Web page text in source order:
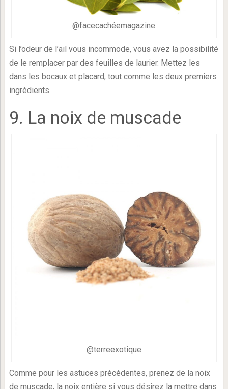
@facecachéemagazine
Si l’odeur de l’ail vous incommode, vous avez la possibilité
de le remplacer par des feuilles de laurier. Mettez les
dans les bocaux et placard, tout comme les deux premiers
ingrédients.
9. La noix de muscade
@terreexotique
Comme pour les astuces précédentes, prenez de la noix
de muscade, la noix entière si vous désirez la mettre dans